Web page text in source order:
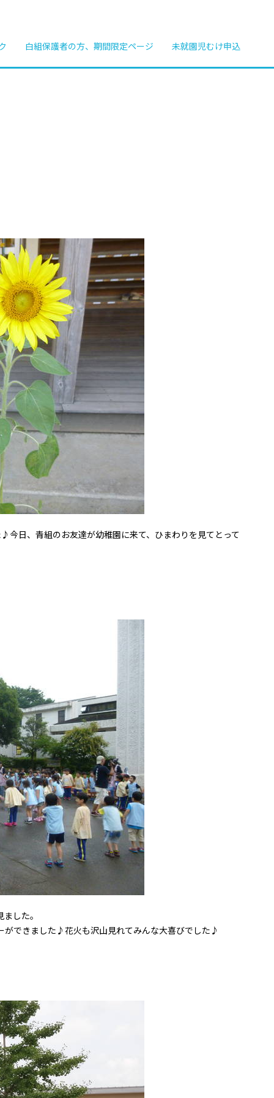
白組保護者の方、期間限定ページ 未就園児むけ申込
日、青組のお友達が幼稚園に来て、ひまわりを見てとって
した。
ができました♪花火も沢山見れてみんな大喜びでした♪